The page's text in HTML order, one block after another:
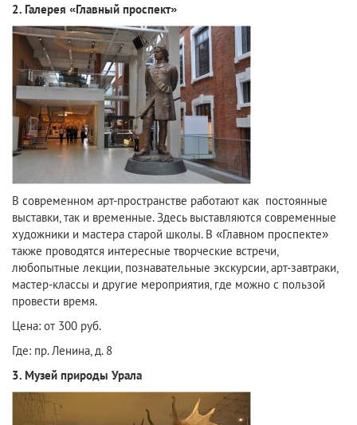
2. Галерея «Главный проспект»
В современном арт-пространстве работают как постоянные
выставки, так и временные. Здесь выставляются современные
художники и мастера старой школы. В «Главном проспекте»
также проводятся интересные творческие встречи,
любопытные лекции, познавательные экскурсии, арт-завтраки,
мастер-классы и другие мероприятия, где можно с пользой
провести время.
Цена: от 300 руб.
Где: пр. Ленина, д. 8
3. Музей природы Урала